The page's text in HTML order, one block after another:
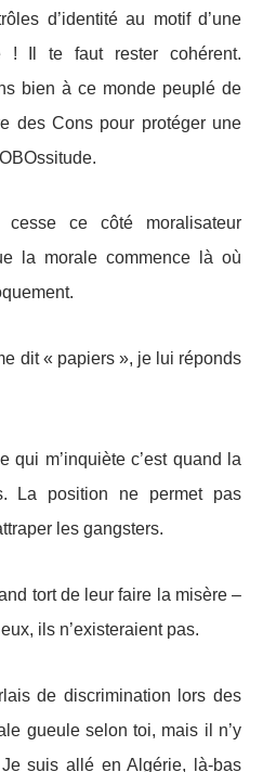
d’identité au motif d’une
! Il te faut rester cohérent.
bien à ce monde peuplé de
des Cons pour protéger une
ce côté moralisateur
la morale commence là où
dit « papiers », je lui réponds
m’inquiète c’est quand la
La position ne permet pas
les gangsters.
tort de leur faire la misère –
ils n’existeraient pas.
de discrimination lors des
gueule selon toi, mais il n’y
suis allé en Algérie, là-bas